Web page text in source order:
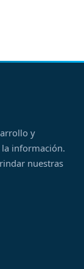
y
la información.
nuestras